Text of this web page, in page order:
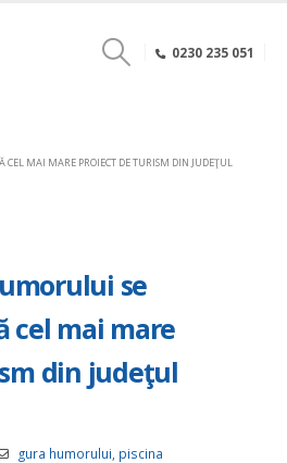
0230 235 051
MAI MARE PROIECT DE TURISM DIN JUDEŢUL
se
cel mai mare
din judeţul
gura humorului piscina